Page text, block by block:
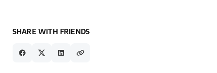
SHARE WITH FRIENDS